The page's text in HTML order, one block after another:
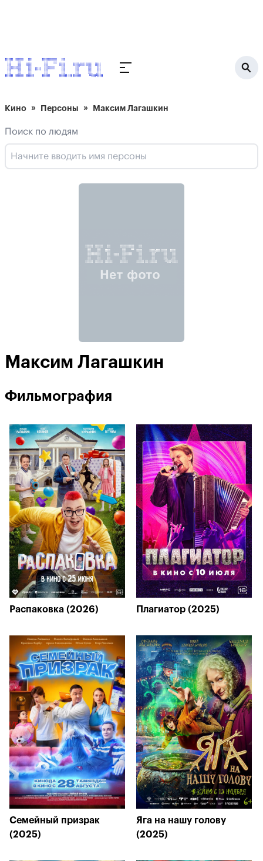
Кино Персоны Максим Лагашкин
Поиск по людям
Максим Лагашкин
Фильмография
Распаковка (2026) Плагиатор (2025)
Семейный призрак
(2025)
Яга на нашу голову
(2025)